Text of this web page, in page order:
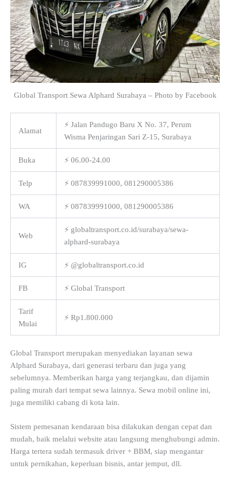
Global Transport Sewa Alphard Surabaya – Photo by Facebook
Alamat
⚡ Jalan Pandugo Baru X No. 37, Perum
Wisma Penjaringan Sari Z-15, Surabaya
Buka ⚡ 06.00-24.00
Telp ⚡ 087839991000, 081290005386
WA ⚡ 087839991000, 081290005386
Web
⚡ globaltransport.co.id/surabaya/sewa-
alphard-surabaya
IG ⚡ @globaltransport.co.id
FB ⚡ Global Transport
Tarif
Mulai
⚡ Rp1.800.000
Global Transport merupakan menyediakan layanan sewa
Alphard Surabaya, dari generasi terbaru dan juga yang
sebelumnya. Memberikan harga yang terjangkau, dan dijamin
paling murah dari tempat sewa lainnya. Sewa mobil online ini,
juga memiliki cabang di kota lain.
Sistem pemesanan kendaraan bisa dilakukan dengan cepat dan
mudah, baik melalui website atau langsung menghubungi admin.
Harga tertera sudah termasuk driver + BBM, siap mengantar
untuk pernikahan, keperluan bisnis, antar jemput, dll.